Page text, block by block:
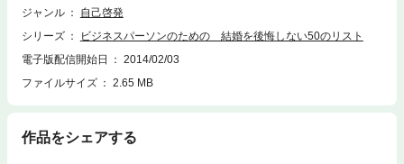
ジャンル
自己啓発
シリーズ
ビジネスパーソンのための 結婚を後悔しない50のリスト
電子版配信開始日
2014/02/03
ファイルサイズ
2.65 MB
作品をシェアする